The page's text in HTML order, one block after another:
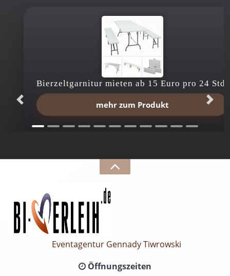
Bierzeltgarnitur mieten ab 15 Euro pro 24 Std.
mehr zum Produkt
Eventagentur Gennady Tiwrowski
Öffnungszeiten